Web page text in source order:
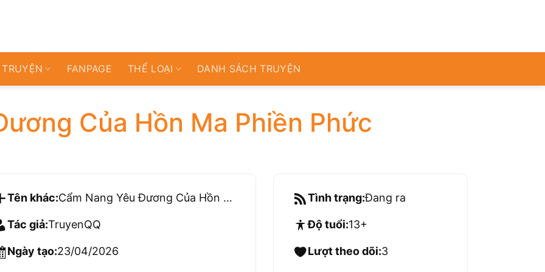
FANPAGE THỂ LOẠI DANH SÁCH TRUYỆN
Của Hồn Ma Phiền Phức
Tên khác: Cẩm Nang Yêu Đương Của Hồn Ma Phiền Phức
Tác giả:TruyenQQ
Ngày tạo:23/04/2026
Tình trạng:Đang ra
Độ tuổi:13+
Lượt theo dõi:3